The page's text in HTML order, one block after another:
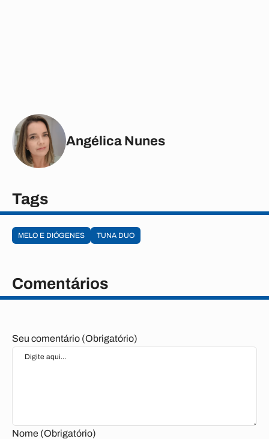
Angélica Nunes
Tags
MELO E DIÓGENES TUNA DUO
Comentários
Seu comentário (Obrigatório)
Nome (Obrigatório)